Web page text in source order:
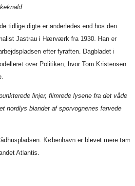
tidlige digte er anderledes end hos den
Jastrau i Hærværk fra 1930. Han er
efter fyraften. Dagbladet i
over Politiken, hvor Tom Kristensen
linjer, flimrede lysene fra det våde
nordlys blandet af sporvognenes farvede
København er blevet mere tam
Atlantis.